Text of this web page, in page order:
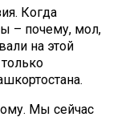
Когда
– почему, мол,
на этой
Мы сейчас